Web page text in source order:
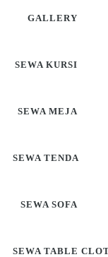
GALLERY
SEWA KURSI
SEWA MEJA
SEWA TENDA
SEWA SOFA
SEWA TABLE